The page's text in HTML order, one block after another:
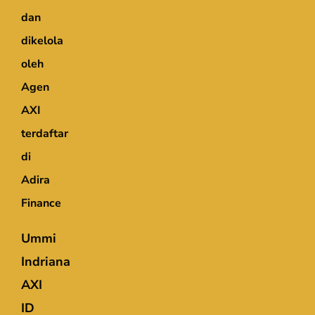
dan
dikelola
oleh
Agen
AXI
terdaftar
di
Adira
Finance
Ummi
Indriana
AXI
ID